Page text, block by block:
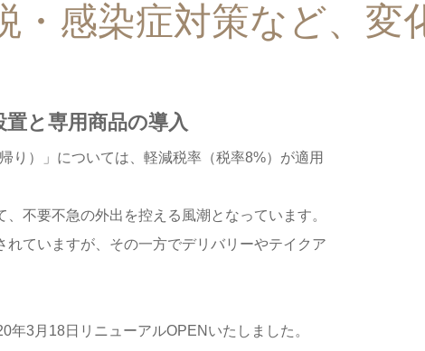
・感染症対策など、変
と専用商品の導入
）」については、軽減税率（税率8%）が適用
不要不急の外出を控える風潮となっています。
ていますが、その一方でデリバリーやテイクア
3月18日リニューアルOPENいたしました。